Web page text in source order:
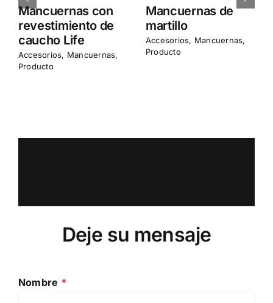
Mancuernas con
revestimiento de
caucho Life
Accesorios, Mancuernas,
Producto
Mancuernas de
martillo
Accesorios, Mancuernas,
Producto
Deje su mensaje
Nombre *